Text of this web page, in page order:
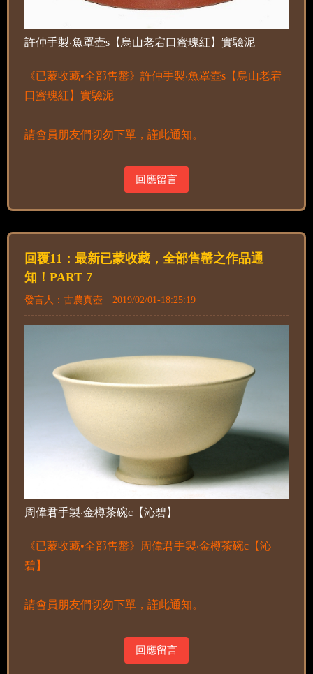
許仲手製‧魚罩壺s【烏山老宕口蜜瑰紅】實驗泥
《已蒙收藏•全部售罄》許仲手製‧魚罩壺s【烏山老宕
口蜜瑰紅】實驗泥
請會員朋友們切勿下單，謹此通知。
回應留言
回覆11：最新已蒙收藏，全部售罄之作品通
知！PART 7
發言人：古農真壺 2019/02/01-18:25:19
周偉君手製‧金樽茶碗c【沁碧】
《已蒙收藏•全部售罄》周偉君手製‧金樽茶碗c【沁
碧】
請會員朋友們切勿下單，謹此通知。
回應留言